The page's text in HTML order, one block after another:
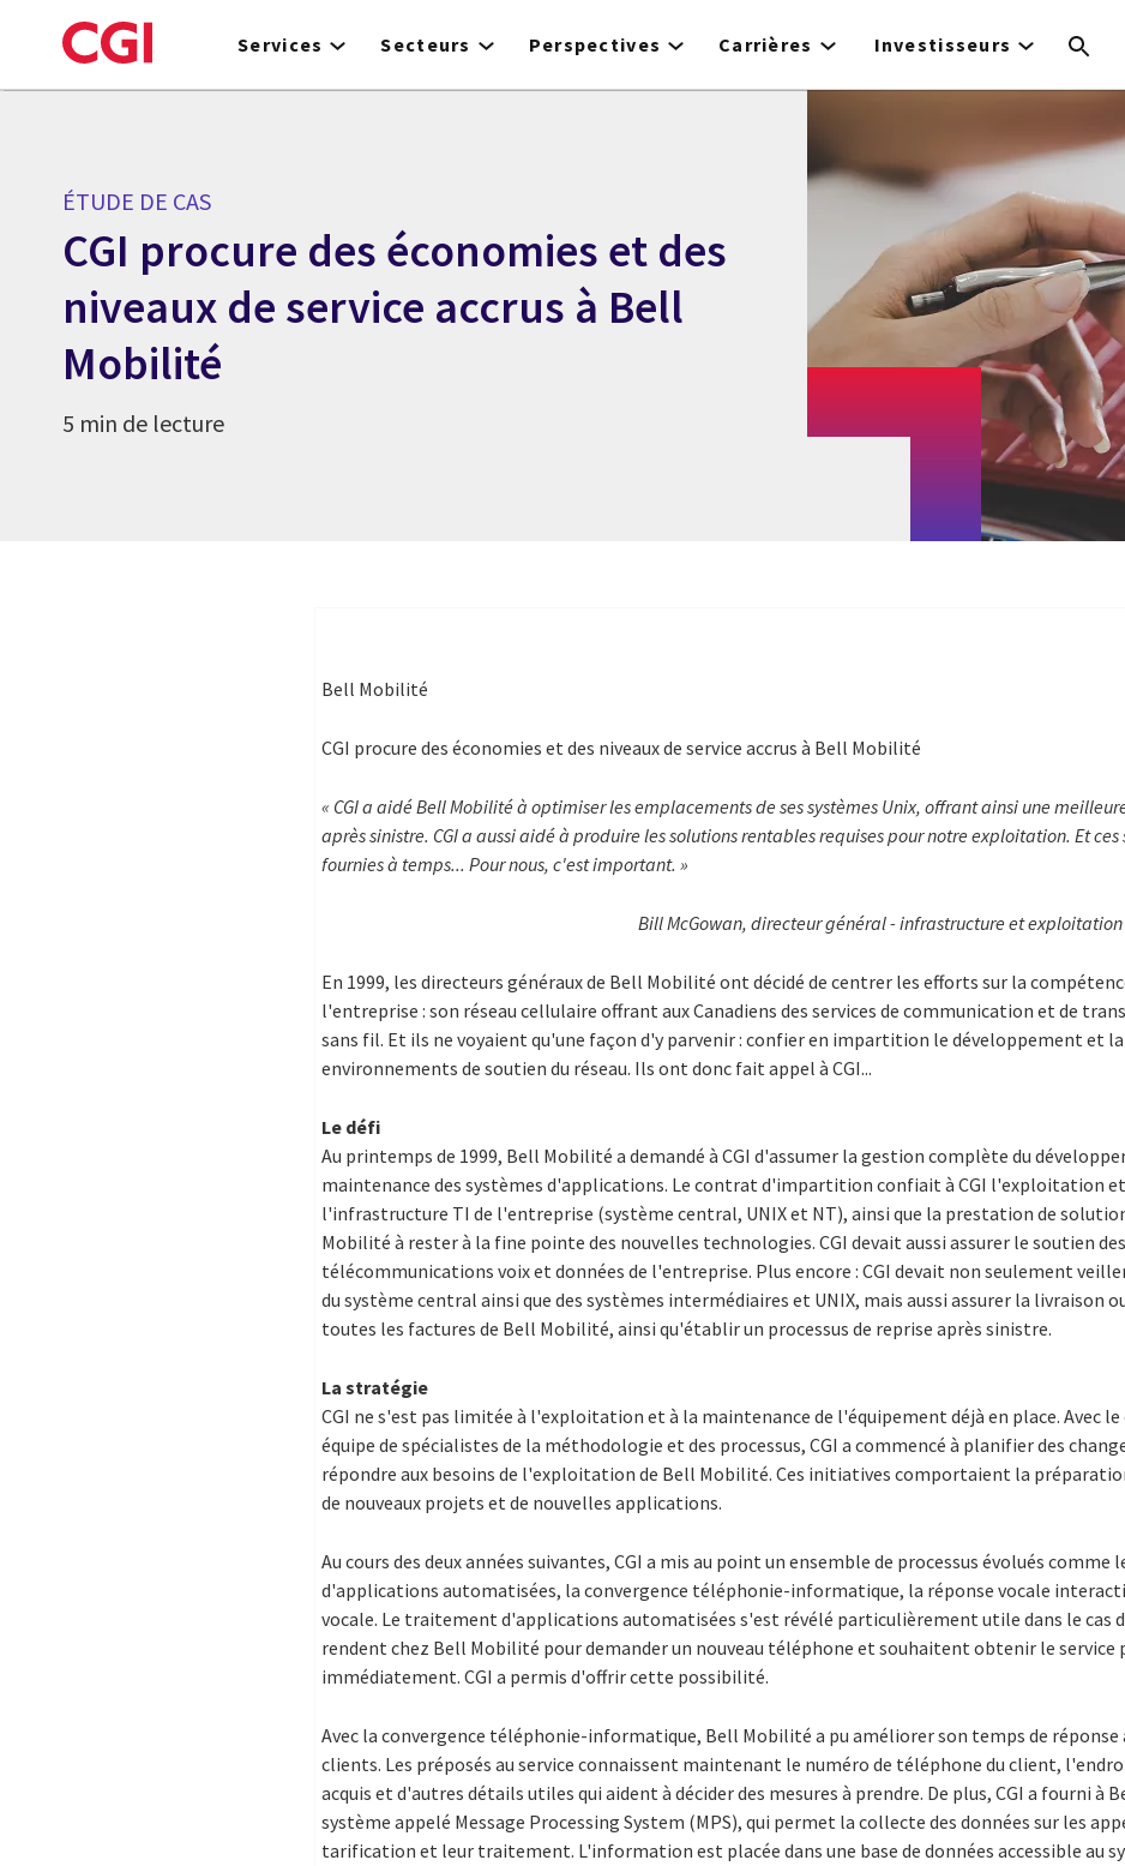
to
Services Secteurs Perspectives Carrières Investisseurs
ÉTUDE DE CAS
CGI procure des économies et des
niveaux de service accrus à Bell
Mobilité
5 min de lecture
Bell Mobilité
CGI procure des économies et des niveaux de service accrus à Bell Mobilité
« CGI a aidé Bell Mobilité à optimiser les emplacements de ses systèmes Unix, offrant ainsi une
après sinistre. CGI a aussi aidé à produire les solutions rentables requises pour notre exploitation. Et
fournies à temps... Pour nous, c'est important. »
Bill McGowan, directeur général - infrastructure et
En 1999, les directeurs généraux de Bell Mobilité ont décidé de centrer les efforts sur la
l'entreprise : son réseau cellulaire offrant aux Canadiens des services de communication et de
sans fil. Et ils ne voyaient qu'une façon d'y parvenir : confier en impartition le développement et
environnements de soutien du réseau. Ils ont donc fait appel à CGI...
Le défi
Au printemps de 1999, Bell Mobilité a demandé à CGI d'assumer la gestion complète du
maintenance des systèmes d'applications. Le contrat d'impartition confiait à CGI l'exploitation
l'infrastructure TI de l'entreprise (système central, UNIX et NT), ainsi que la prestation de
Mobilité à rester à la fine pointe des nouvelles technologies. CGI devait aussi assurer le soutien des
télécommunications voix et données de l'entreprise. Plus encore : CGI devait non seulement
du système central ainsi que des systèmes intermédiaires et UNIX, mais aussi assurer la livraison
toutes les factures de Bell Mobilité, ainsi qu'établir un processus de reprise après sinistre.
La stratégie
CGI ne s'est pas limitée à l'exploitation et à la maintenance de l'équipement déjà en place. Avec le
équipe de spécialistes de la méthodologie et des processus, CGI a commencé à planifier des
répondre aux besoins de l'exploitation de Bell Mobilité. Ces initiatives comportaient la
de nouveaux projets et de nouvelles applications.
Au cours des deux années suivantes, CGI a mis au point un ensemble de processus évolués
d'applications automatisées, la convergence téléphonie-informatique, la réponse vocale
vocale. Le traitement d'applications automatisées s'est révélé particulièrement utile dans le cas
rendent chez Bell Mobilité pour demander un nouveau téléphone et souhaitent obtenir le service
immédiatement. CGI a permis d'offrir cette possibilité.
Avec la convergence téléphonie-informatique, Bell Mobilité a pu améliorer son temps de réponse
clients. Les préposés au service connaissent maintenant le numéro de téléphone du client,
acquis et d'autres détails utiles qui aident à décider des mesures à prendre. De plus, CGI a fourni à
système appelé Message Processing System (MPS), qui permet la collecte des données sur les
tarification et leur traitement. L'information est placée dans une base de données accessible au